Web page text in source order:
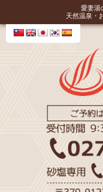
愛妻湯
天然温泉・